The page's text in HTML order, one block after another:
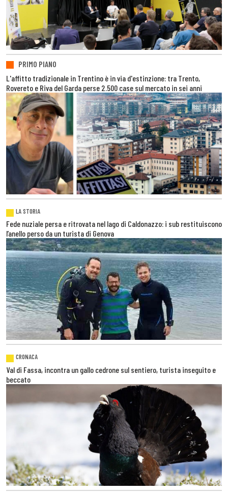
PRIMO PIANO
L'affitto tradizionale in Trentino è in via d'estinzione: tra Trento,
Rovereto e Riva del Garda perse 2.500 case sul mercato in sei anni
LA STORIA
Fede nuziale persa e ritrovata nel lago di Caldonazzo: i sub restituiscono
l’anello perso da un turista di Genova
CRONACA
Val di Fassa, incontra un gallo cedrone sul sentiero, turista inseguito e
beccato